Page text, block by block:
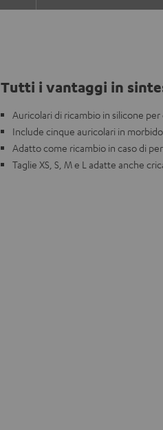
Tutti i vantaggi in
Auricolari di ricambio in silicone per
Include cinque auricolari in
Adatto come ricambio in caso di
Taglie XS, S, M e L adatte anche